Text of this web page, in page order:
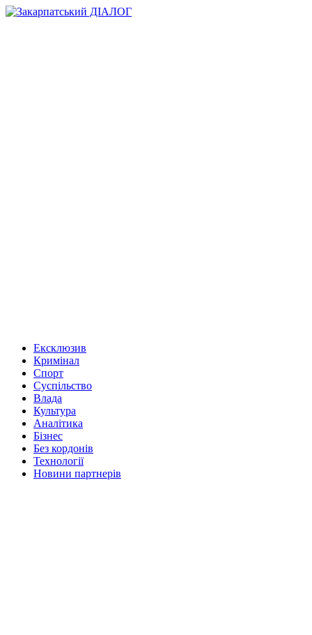
Ексклюзив
Кримінал
Спорт
Суспільство
Влада
Культура
Аналітика
Бізнес
Без кордонів
Технології
Новини партнерів